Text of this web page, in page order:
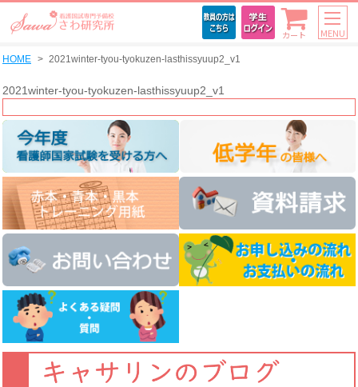
カート MENU
HOME 2021winter-tyou-tyokuzen-lasthissyuup2_v1
2021winter-tyou-tyokuzen-lasthissyuup2_v1